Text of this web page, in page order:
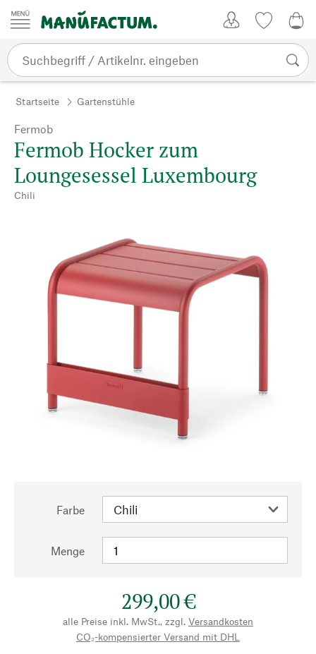
Zum Inhalt springen
Startseite Gartenstühle
Fermob
Fermob Hocker zum
Loungesessel Luxembourg
Chili
Farbe
Menge
299,00 €
alle Preise inkl. MwSt., zzgl. Versandkosten
CO₂-kompensierter Versand mit DHL